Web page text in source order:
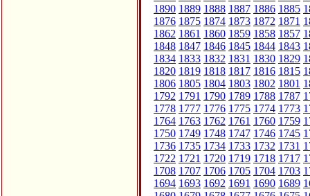
1890 1889 1888 1887 1886 1885
1876 1875 1874 1873 1872 1871
1862 1861 1860 1859 1858 1857
1848 1847 1846 1845 1844 1843
1834 1833 1832 1831 1830 1829
1820 1819 1818 1817 1816 1815
1806 1805 1804 1803 1802 1801
1792 1791 1790 1789 1788 1787
1778 1777 1776 1775 1774 1773
1764 1763 1762 1761 1760 1759
1750 1749 1748 1747 1746 1745
1736 1735 1734 1733 1732 1731
1722 1721 1720 1719 1718 1717
1708 1707 1706 1705 1704 1703
1694 1693 1692 1691 1690 1689